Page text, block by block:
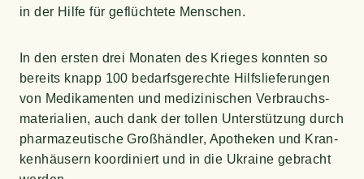
in der Hil­fe für geflüch­te­te Menschen.
In den ers­ten drei Mona­ten des Krie­ges konn­ten so
bereits knapp 100 bedarfs­ge­rech­te Hilfs­lie­fe­run­gen
von Medi­ka­men­ten und medi­zi­ni­schen Ver­brauchs­
ma­te­ria­li­en, auch dank der tol­len Unter­stüt­zung durch
phar­ma­zeu­ti­sche Groß­händ­ler, Apo­the­ken und Kran­
ken­häu­sern koor­di­niert und in die Ukrai­ne gebracht